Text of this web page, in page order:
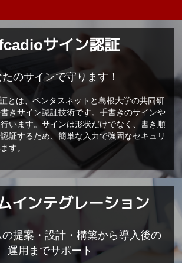
サイン認証
のサインで守ります！
とは、ペンタスネットと島根大学の共同研
きサイン認証技術です。手書きのサインや
います。サインは形状だけでなく、書き順
証するため、簡単な入力で強固なセキュリ
す。
インテグレーション
提案・設計・構築から導入後の
運用までサポート